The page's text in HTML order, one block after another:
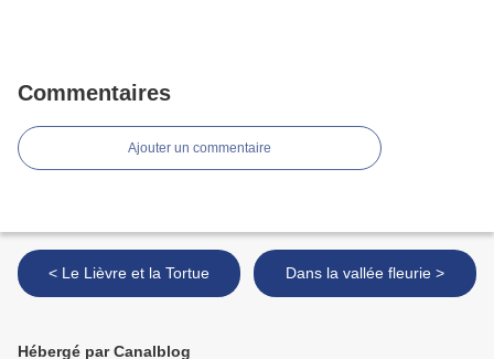
Commentaires
Ajouter un commentaire
< Le Lièvre et la Tortue Dans la vallée fleurie >
Hébergé par Canalblog